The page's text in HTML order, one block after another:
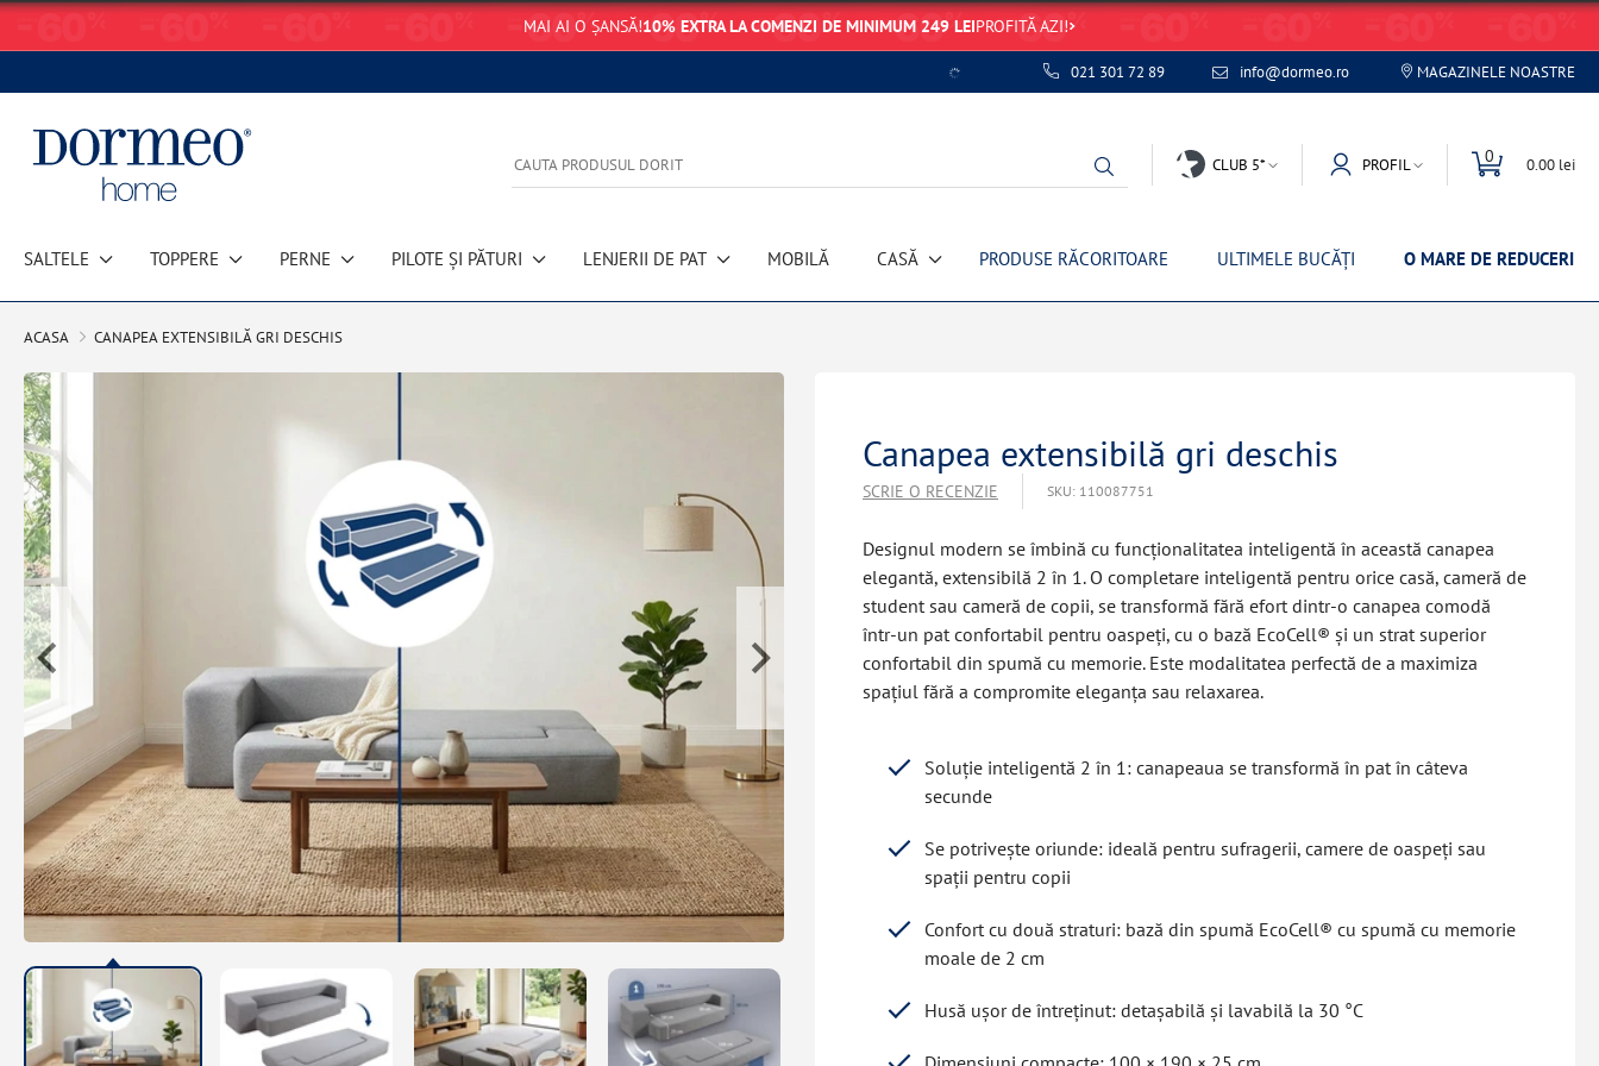
MAI AI O ȘANSĂ!10% EXTRA LA COMENZI DE MINIMUM 249 LEIPROFITĂ AZI!
021 301 72 89 info@dormeo.ro MAGAZINELE NOASTRE
CLUB 5* PROFIL 0 0.00 lei
SALTELE TOPPERE PERNE PILOTE ȘI PĂTURI LENJERII DE PAT MOBILĂ CASĂ PRODUSE RĂCORITOARE ULTIMELE BUCĂȚI O MARE DE REDUCERI
ACASA CANAPEA EXTENSIBILĂ GRI DESCHIS
Canapea extensibilă gri deschis
SCRIE O RECENZIE SKU: 110087751
Designul modern se îmbină cu funcționalitatea inteligentă în această canapea
elegantă, extensibilă 2 în 1. O completare inteligentă pentru orice casă, cameră de
student sau cameră de copii, se transformă fără efort dintr-o canapea comodă
într-un pat confortabil pentru oaspeți, cu o bază EcoCell® și un strat superior
confortabil din spumă cu memorie. Este modalitatea perfectă de a maximiza
spațiul fără a compromite eleganța sau relaxarea.
Soluție inteligentă 2 în 1: canapeaua se transformă în pat în câteva
secunde
Se potrivește oriunde: ideală pentru sufragerii, camere de oaspeți sau
spații pentru copii
Confort cu două straturi: bază din spumă EcoCell® cu spumă cu memorie
moale de 2 cm
Husă ușor de întreținut: detașabilă și lavabilă la 30 °C